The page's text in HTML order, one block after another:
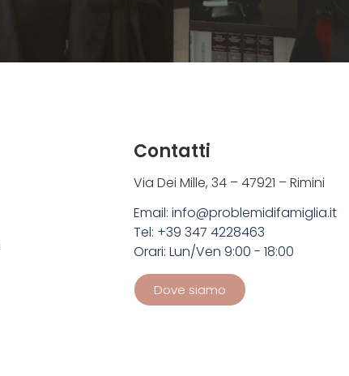
Contatti
Via Dei Mille, 34 – 47921 – Rimini
Email: info@problemidifamiglia.it
Tel: +39 347 4228463
Orari: Lun/Ven 9:00 - 18:00
Dove siamo